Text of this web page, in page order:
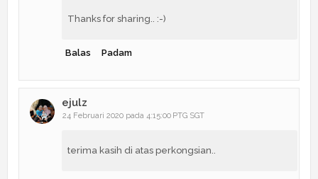
Thanks for sharing.. :-)
Balas Padam
ejulz
24 Februari 2020 pada 4:15:00 PTG SGT
terima kasih di atas perkongsian..